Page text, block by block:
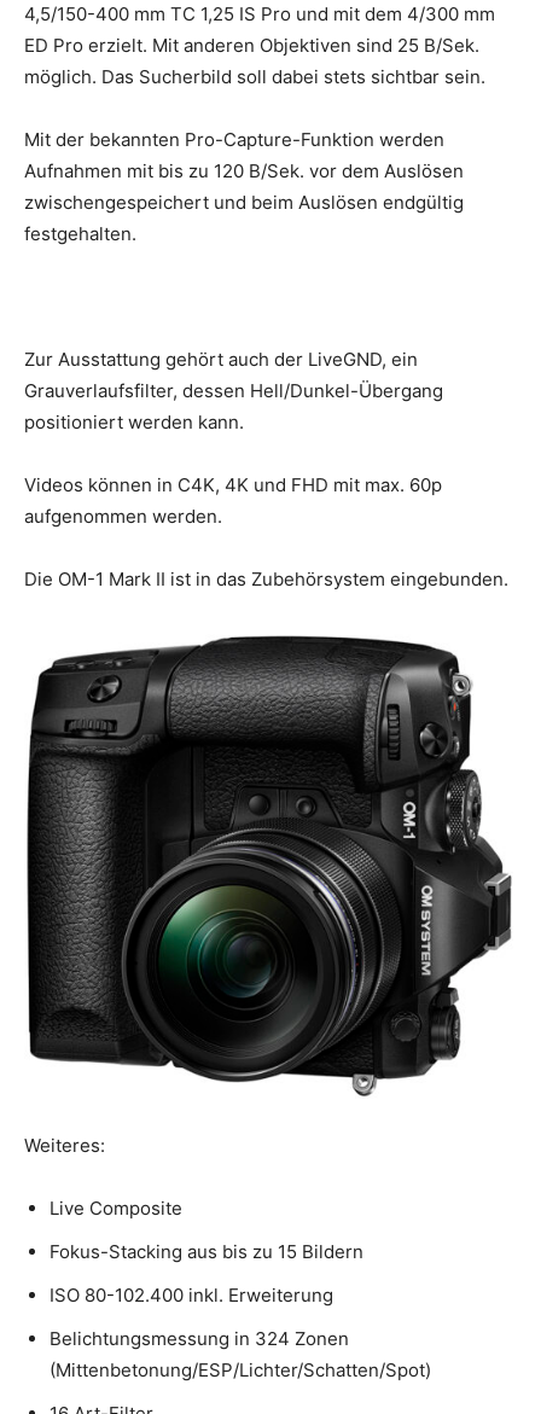
4,5/150-400 mm TC 1,25 IS Pro und mit dem 4/300 mm
ED Pro erzielt. Mit anderen Objektiven sind 25 B/Sek.
möglich. Das Sucherbild soll dabei stets sichtbar sein.
Mit der bekannten Pro-Capture-Funktion werden
Aufnahmen mit bis zu 120 B/Sek. vor dem Auslösen
zwischengespeichert und beim Auslösen endgültig
festgehalten.
Zur Ausstattung gehört auch der LiveGND, ein
Grauverlaufsfilter, dessen Hell/Dunkel-Übergang
positioniert werden kann.
Videos können in C4K, 4K und FHD mit max. 60p
aufgenommen werden.
Die OM-1 Mark II ist in das Zubehörsystem eingebunden.
Weiteres:
Live Composite
Fokus-Stacking aus bis zu 15 Bildern
ISO 80-102.400 inkl. Erweiterung
Belichtungsmessung in 324 Zonen
(Mittenbetonung/ESP/Lichter/Schatten/Spot)